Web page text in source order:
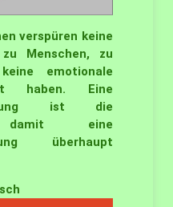
verspüren keine
Menschen, zu
emotionale
haben. Eine
ist die
damit eine
überhaupt